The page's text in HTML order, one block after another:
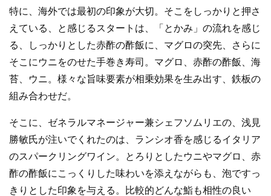
特に、海外では最初の印象が大切。そこをしっかりと押さ
えている、と感じるスタートは、「とかみ」の流れを感じ
る、しっかりとした赤酢の酢飯に、マグロの突先、さらに
そこにウニをのせた手巻き寿司。マグロ、赤酢の酢飯、海
苔、ウニ。様々な旨味要素が相乗効果を生み出す、鉄板の
組み合わせだ。
そこに、ゼネラルマネージャー兼シェフソムリエの、浅見
勝敏氏が注いでくれたのは、ランシオ香を感じるイタリア
のスパークリングワイン。とろりとしたウニやマグロ、赤
酢の酢飯にこっくりした味わいを添えながらも、泡ですっ
きりとした印象を与える。比較的どんな鮨も相性の良い